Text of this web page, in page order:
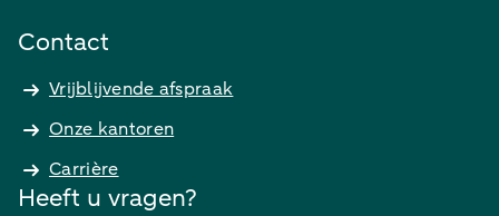
Contact
Vrijblijvende afspraak
Onze kantoren
Carrière
Heeft u vragen?